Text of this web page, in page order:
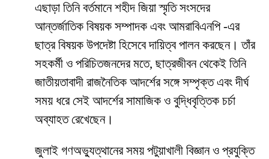
এছাড়া তিনি বর্তমানে শহীদ জিয়া স্মৃতি সংসদের
আন্তর্জাতিক বিষয়ক সম্পাদক এবং আমরাবিএনপি -এর
ছাত্র বিষয়ক উপদেষ্টা হিসেবে দায়িত্ব পালন করছেন। তাঁর
সহকর্মী ও পরিচিতজনদের মতে, ছাত্রজীবন থেকেই তিনি
জাতীয়তাবাদী রাজনৈতিক আদর্শের সঙ্গে সম্পৃক্ত এবং দীর্ঘ
সময় ধরে সেই আদর্শের সামাজিক ও বুদ্ধিবৃত্তিক চর্চা
অব্যাহত রেখেছেন।
জুলাই গণঅভ্যুত্থানের সময় পটুয়াখালী বিজ্ঞান ও প্রযুক্তি